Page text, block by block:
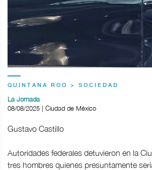
QUINTANA ROO > SOCIEDAD
La Jornada
08/08/2025 | Ciudad de México
Gustavo Castillo
Autoridades federales detuvieron en la
tres hombres quienes presuntamente